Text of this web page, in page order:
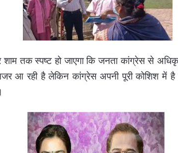
तक स्पष्ट हो जाएगा कि जनता कांग्रेस से अधिकृत
आ रही है लेकिन कांग्रेस अपनी पूरी कोशिश में